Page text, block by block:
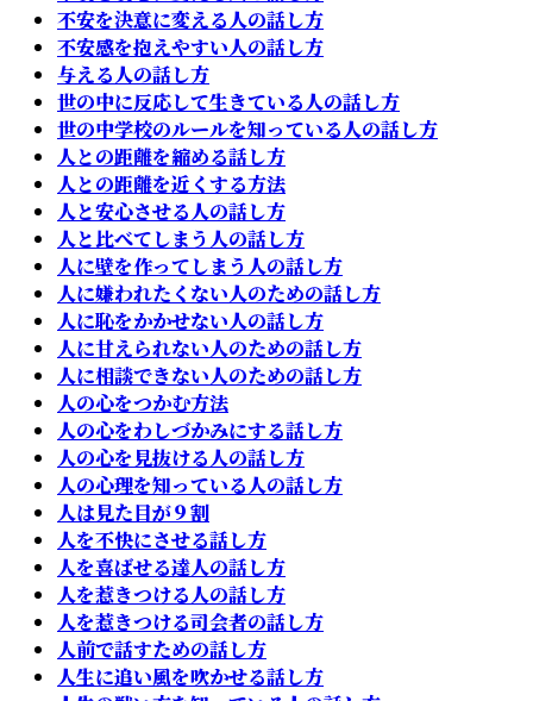
不安を決意に変える人の話し方
不安感を抱えやすい人の話し方
与える人の話し方
世の中に反応して生きている人の話し方
世の中学校のルールを知っている人の話し方
人との距離を縮める話し方
人との距離を近くする方法
人と安心させる人の話し方
人と比べてしまう人の話し方
人に壁を作ってしまう人の話し方
人に嫌われたくない人のための話し方
人に恥をかかせない人の話し方
人に甘えられない人のための話し方
人に相談できない人のための話し方
人の心をつかむ方法
人の心をわしづかみにする話し方
人の心を見抜ける人の話し方
人の心理を知っている人の話し方
人は見た目が９割
人を不快にさせる話し方
人を喜ばせる達人の話し方
人を惹きつける人の話し方
人を惹きつける司会者の話し方
人前で話すための話し方
人生に追い風を吹かせる話し方